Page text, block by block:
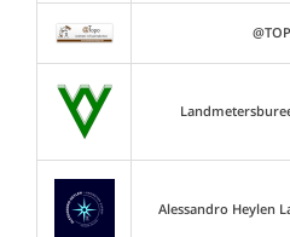
Alessandro Heylen